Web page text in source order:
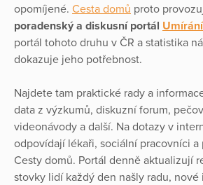
opomíjené. Cesta domů proto
poradenský a diskusní portál
portál tohoto druhu v ČR a statistika
dokazuje jeho potřebnost.
Najdete tam praktické rady a
data z výzkumů, diskuzní forum,
videonávody a další. Na dotazy v
odpovídají lékaři, sociální pracovníci a
Cesty domů. Portál denně aktualizují
stovky lidí každý den našly radu,